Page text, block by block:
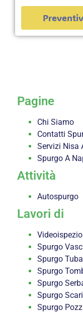
Pagine
Chi Siamo
Contatti
Servizi Nisa
Spurgo A
Attività
Autospurgo
Lavori di
Spurgo
Spurgo
Spurgo
Spurgo
Spurgo
Spurgo